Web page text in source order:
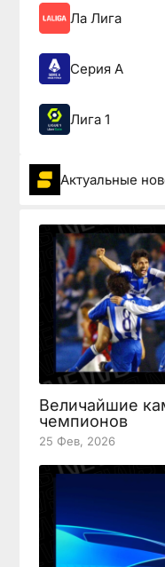
Ла Лига
Серия А
Лига 1
Актуальные
Величайшие
чемпионов
25 Фев, 2026